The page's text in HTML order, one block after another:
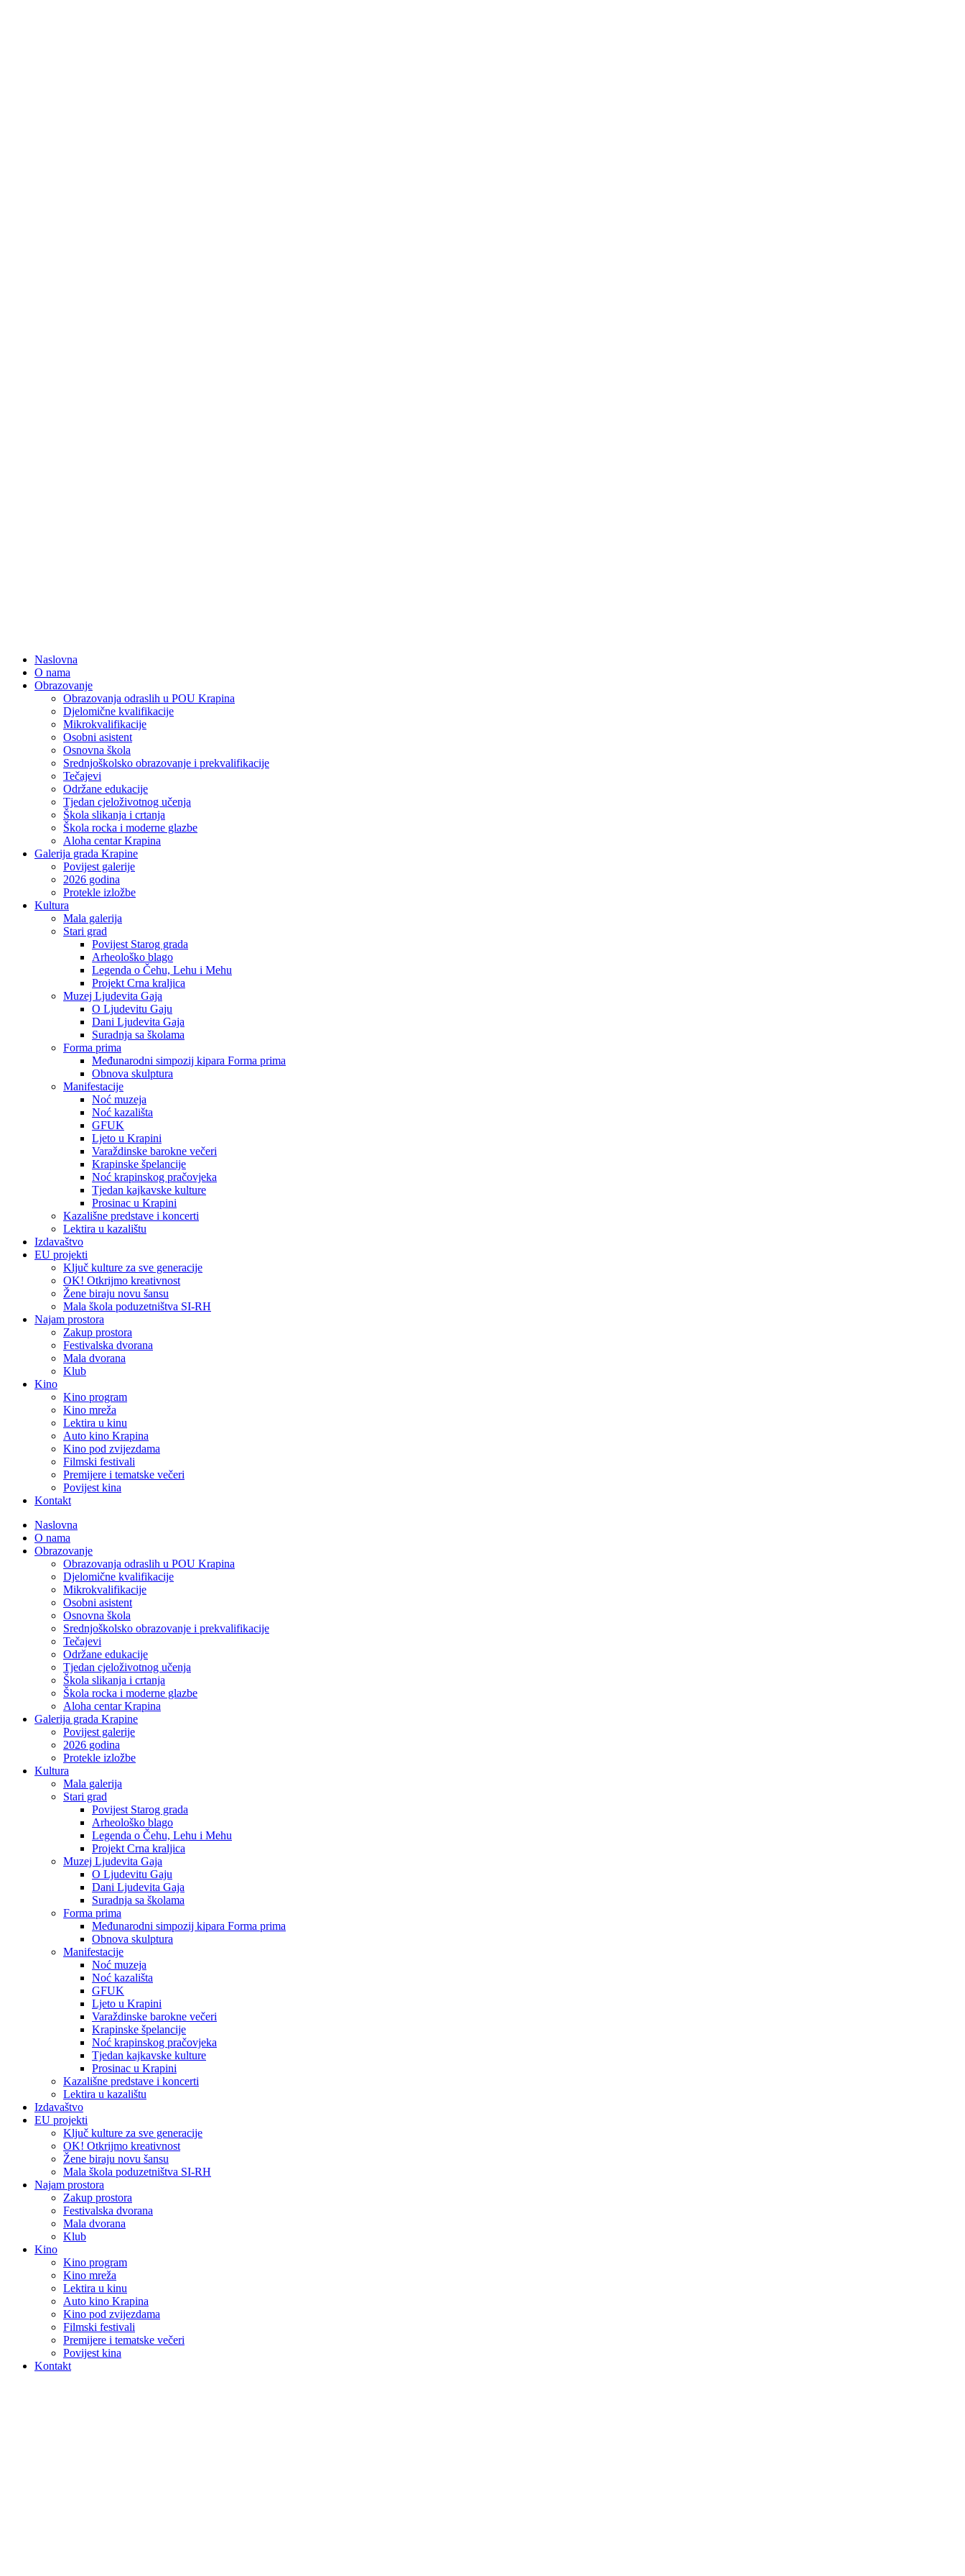
Naslovna
O nama
Obrazovanje
Obrazovanja odraslih u POU Krapina
Djelomične kvalifikacije
Mikrokvalifikacije
Osobni asistent
Osnovna škola
Srednjoškolsko obrazovanje i prekvalifikacije
Tečajevi
Održane edukacije
Tjedan cjeloživotnog učenja
Škola slikanja i crtanja
Škola rocka i moderne glazbe
Aloha centar Krapina
Galerija grada Krapine
Povijest galerije
2026 godina
Protekle izložbe
Kultura
Mala galerija
Stari grad
Povijest Starog grada
Arheološko blago
Legenda o Čehu, Lehu i Mehu
Projekt Crna kraljica
Muzej Ljudevita Gaja
O Ljudevitu Gaju
Dani Ljudevita Gaja
Suradnja sa školama
Forma prima
Međunarodni simpozij kipara Forma prima
Obnova skulptura
Manifestacije
Noć muzeja
Noć kazališta
GFUK
Ljeto u Krapini
Varaždinske barokne večeri
Krapinske špelancije
Noć krapinskog pračovjeka
Tjedan kajkavske kulture
Prosinac u Krapini
Kazališne predstave i koncerti
Lektira u kazalištu
Izdavaštvo
EU projekti
Ključ kulture za sve generacije
OK! Otkrijmo kreativnost
Žene biraju novu šansu
Mala škola poduzetništva SI-RH
Najam prostora
Zakup prostora
Festivalska dvorana
Mala dvorana
Klub
Kino
Kino program
Kino mreža
Lektira u kinu
Auto kino Krapina
Kino pod zvijezdama
Filmski festivali
Premijere i tematske večeri
Povijest kina
Kontakt
Naslovna
O nama
Obrazovanje
Obrazovanja odraslih u POU Krapina
Djelomične kvalifikacije
Mikrokvalifikacije
Osobni asistent
Osnovna škola
Srednjoškolsko obrazovanje i prekvalifikacije
Tečajevi
Održane edukacije
Tjedan cjeloživotnog učenja
Škola slikanja i crtanja
Škola rocka i moderne glazbe
Aloha centar Krapina
Galerija grada Krapine
Povijest galerije
2026 godina
Protekle izložbe
Kultura
Mala galerija
Stari grad
Povijest Starog grada
Arheološko blago
Legenda o Čehu, Lehu i Mehu
Projekt Crna kraljica
Muzej Ljudevita Gaja
O Ljudevitu Gaju
Dani Ljudevita Gaja
Suradnja sa školama
Forma prima
Međunarodni simpozij kipara Forma prima
Obnova skulptura
Manifestacije
Noć muzeja
Noć kazališta
GFUK
Ljeto u Krapini
Varaždinske barokne večeri
Krapinske špelancije
Noć krapinskog pračovjeka
Tjedan kajkavske kulture
Prosinac u Krapini
Kazališne predstave i koncerti
Lektira u kazalištu
Izdavaštvo
EU projekti
Ključ kulture za sve generacije
OK! Otkrijmo kreativnost
Žene biraju novu šansu
Mala škola poduzetništva SI-RH
Najam prostora
Zakup prostora
Festivalska dvorana
Mala dvorana
Klub
Kino
Kino program
Kino mreža
Lektira u kinu
Auto kino Krapina
Kino pod zvijezdama
Filmski festivali
Premijere i tematske večeri
Povijest kina
Kontakt